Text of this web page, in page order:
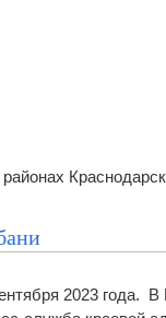
2023 года. В